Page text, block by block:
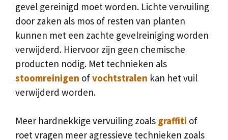
gevel gereinigd moet worden. Lichte vervuiling
door zaken als mos of resten van planten
kunnen met een zachte gevelreiniging worden
verwijderd. Hiervoor zijn geen chemische
producten nodig. Met technieken als
stoomreinigen ofvochtstralen kan het vuil
verwijderd worden.
Meer hardnekkige vervuiling zoals graffiti of
roet vragen meer agressieve technieken zoals